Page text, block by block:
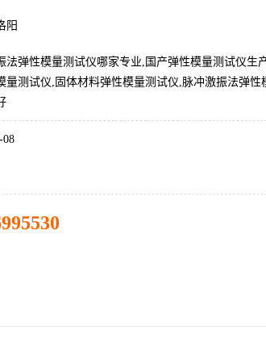
阳
法弹性模量测试仪哪家专业,国产弹性模量测试仪生
量测试仪,固体材料弹性模量测试仪,脉冲激振法弹性
08